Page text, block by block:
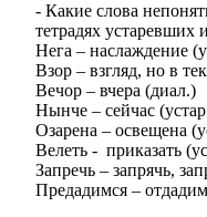
- Какие слова
тетрадях устаревших
Нега – наслаждение
Взор – взгляд, но в
Вечор – вчера (диал.)
Нынче – сейчас
Озарена – освещена
Велеть - приказать
Запречь – запрячь,
Предадимся –